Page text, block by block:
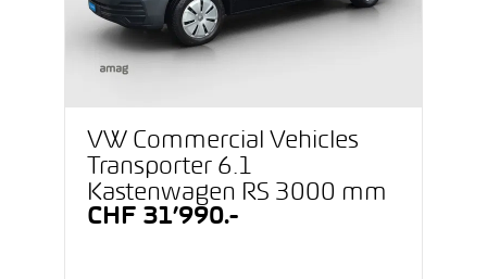
VW Commercial Vehicles
Transporter 6.1
Kastenwagen RS 3000 mm
CHF 31’990.-